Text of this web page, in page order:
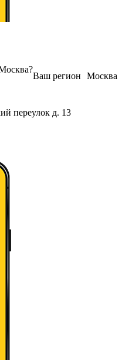
Москва
Ваш регион
?
переулок д. 13